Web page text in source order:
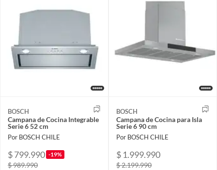
BOSCH
Campana de Cocina Integrable
Serie 6 52 cm
Por BOSCH CHILE
$ 799.990 -19%
$ 989.990
BOSCH
Campana de Cocina para Isla
Serie 6 90 cm
Por BOSCH CHILE
$ 1.999.990
$ 2.199.990